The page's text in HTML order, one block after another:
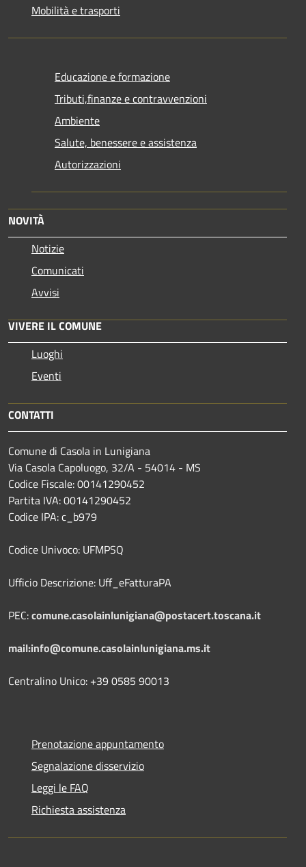
Mobilità e trasporti
Educazione e formazione
Tributi,finanze e contravvenzioni
Ambiente
Salute, benessere e assistenza
Autorizzazioni
NOVITÀ
Notizie
Comunicati
Avvisi
VIVERE IL COMUNE
Luoghi
Eventi
CONTATTI
Comune di Casola in Lunigiana
Via Casola Capoluogo, 32/A - 54014 - MS
Codice Fiscale: 00141290452
Partita IVA: 00141290452
Codice IPA: c_b979
Codice Univoco: UFMPSQ
Ufficio Descrizione: Uff_eFatturaPA
PEC:comune.casolainlunigiana@postacert.toscana.it
mail:info@comune.casolainlunigiana.ms.it
Centralino Unico: +39 0585 90013
Prenotazione appuntamento
Segnalazione disservizio
Leggi le FAQ
Richiesta assistenza